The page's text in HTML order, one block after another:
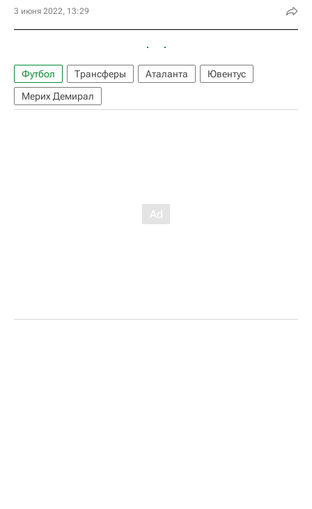
3 июня 2022, 13:29
Футбол Трансферы Аталанта
Ювентус
Мерих Демирал